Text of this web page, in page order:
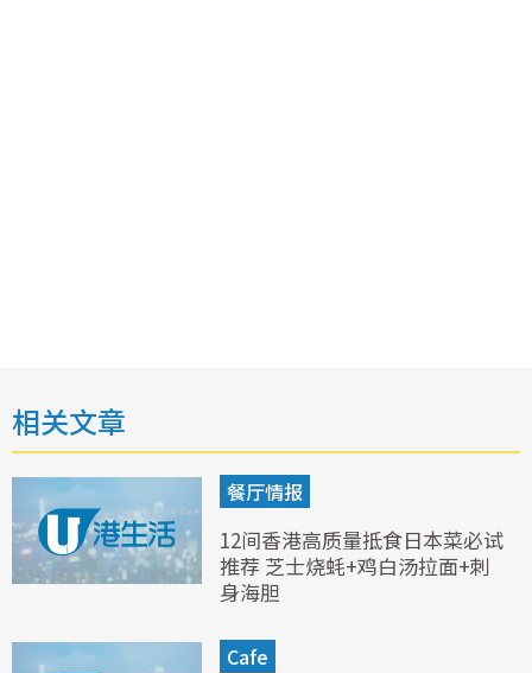
相关文章
餐厅情报
12间香港高质量抵食日本菜必试
推荐 芝士烧蚝+鸡白汤拉面+刺
身海胆
Cafe